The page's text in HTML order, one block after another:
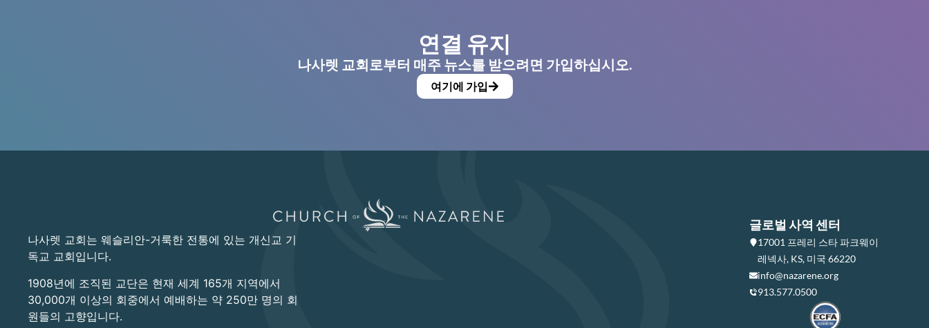
연결 유지
나사렛 교회로부터 매주 뉴스를 받으려면 가입하십시오.
여기에 가입
나사렛 교회는 웨슬리안-거룩한 전통에 있는 개신교 기
독교 교회입니다.
1908년에 조직된 교단은 현재 세계 165개 지역에서
30,000개 이상의 회중에서 예배하는 약 250만 명의 회
원들의 고향입니다.
글로벌 사역 센터
17001 프레리 스타 파크웨이
레넥사, KS, 미국 66220
info@nazarene.org
913.577.0500